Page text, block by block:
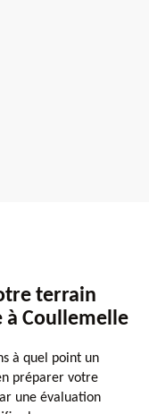
terrain
à Coullemelle
à quel point un
préparer votre
une évaluation